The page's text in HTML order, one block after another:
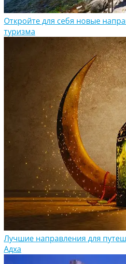
Откройте для себя новые
туризма
Лучшие направления для
Адха